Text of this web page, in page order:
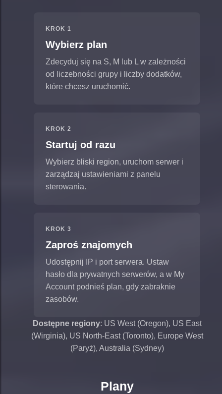
KROK 1
Wybierz plan
Zdecyduj się na S, M lub L w zależności
od liczebności grupy i liczby dodatków,
które chcesz uruchomić.
KROK 2
Startuj od razu
Wybierz bliski region, uruchom serwer i
zarządzaj ustawieniami z panelu
sterowania.
KROK 3
Zaproś znajomych
Udostępnij IP i port serwera. Ustaw
hasło dla prywatnych serwerów, a w My
Account podnieś plan, gdy zabraknie
zasobów.
Dostępne regiony: US West (Oregon), US East
(Wirginia), US North-East (Toronto), Europe West
(Paryż), Australia (Sydney)
Plany